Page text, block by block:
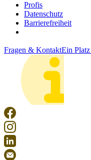
Profis
Datenschutz
Barrierefreiheit
Fragen & KontaktEin